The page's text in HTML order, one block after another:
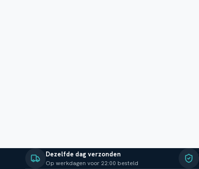
Dezelfde dag verzonden
Op werkdagen voor 22:00 besteld